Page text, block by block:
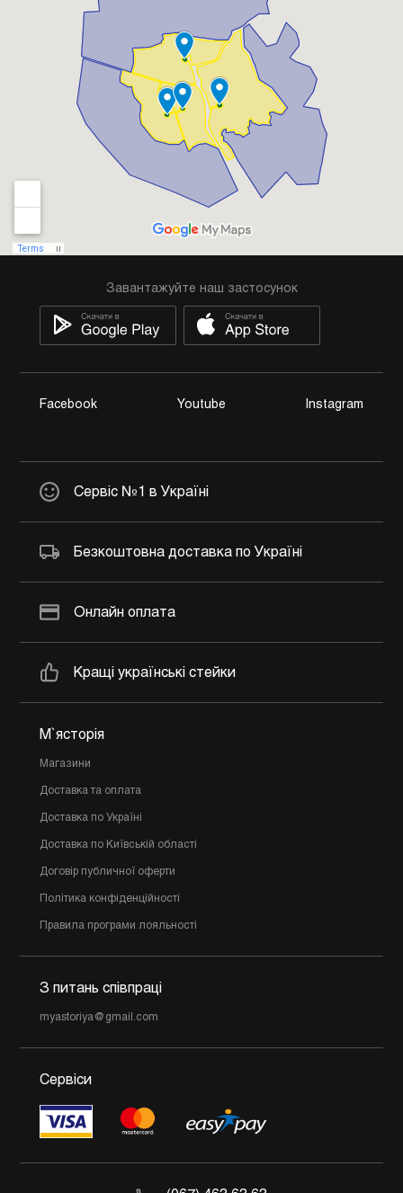
Завантажуйте наш застосунок
Facebook Youtube Instagram
Сервіс №1 в Україні
Безкоштовна доставка по Україні
Онлайн оплата
Кращі українські стейки
М`ясторія
Магазини
Доставка та оплата
Доставка по Україні
Доставка по Київській області
Договір публичної оферти
Політика конфіденційності
Правила програми лояльності
З питань співпраці
myastoriya@gmail.com
Сервіси